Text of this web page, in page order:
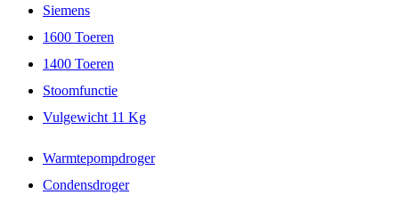
Siemens
1600 Toeren
1400 Toeren
Stoomfunctie
Vulgewicht 11 Kg
Warmtepompdroger
Condensdroger